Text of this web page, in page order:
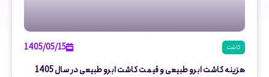
کاشت
1405/05/15
هزینه کاشت ابرو طبیعی و قیمت کاشت ابرو طبیعی در سال 1405